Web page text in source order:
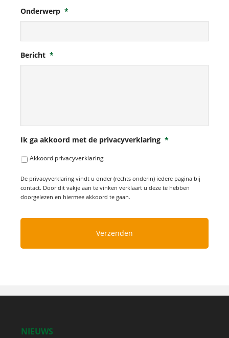
Onderwerp *
Bericht *
Ik ga akkoord met de privacyverklaring *
Akkoord privacyverklaring
De privacyverklaring vindt u onder (rechts onderin) iedere pagina bij
contact. Door dit vakje aan te vinken verklaart u deze te hebben
doorgelezen en hiermee akkoord te gaan.
NIEUWS